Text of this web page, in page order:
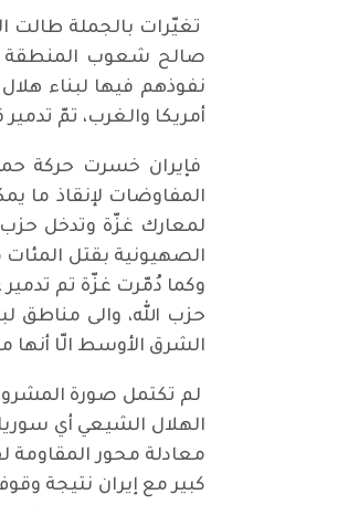
تغيّرات بالجملة طالت
صالح شعوب المنطقة
نفوذهم فيها لبناء
أمريكا والغرب، تمّ
فإيران خسرت حركة
المفاوضات لإنقاذ ما
لمعارك غزّة وتدخل حزب
الصهيونية بقتل
وكما دُمّرت غزّة تم
حزب الله، والى مناطق
الشرق الأوسط الّا أنها
لم تكتمل صورة
الهلال الشيعي أي
معادلة محور المقاومة
كبير مع إيران نتيجة